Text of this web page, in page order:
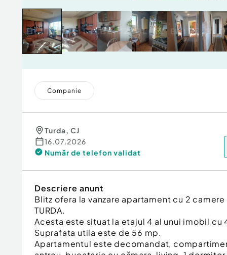
Companie
Turda, CJ
16.07.2026
Număr de telefon validat
Descriere anunt
Blitz ofera la vanzare apartament cu 2 camere
TURDA.
Acesta este situat la etajul 4 al unui imobil cu
Suprafata utila este de 56 mp.
Apartamentul este decomandat,